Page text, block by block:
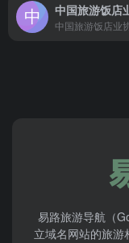
中国旅游饭店
易路旅游导航（
立域名网站的旅